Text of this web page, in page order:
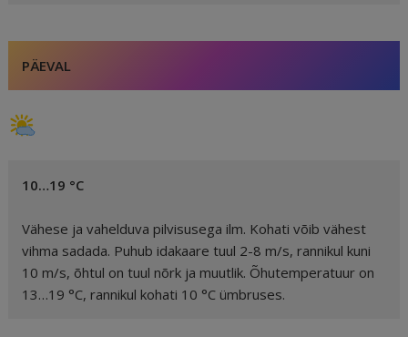
PÄEVAL
10…19 °C
Vähese ja vahelduva pilvisusega ilm. Kohati võib vähest
vihma sadada. Puhub idakaare tuul 2-8 m/s, rannikul kuni
10 m/s, õhtul on tuul nõrk ja muutlik. Õhutemperatuur on
13…19 °C, rannikul kohati 10 °C ümbruses.